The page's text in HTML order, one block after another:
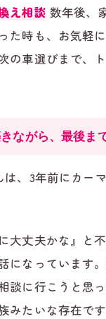
え相談 数年後、
た時も、お気軽
の車選びまで、
ながら、最後ま
は、3年前にカー
大丈夫かな』と
になっています
談に行こうと思
みたいな存在です